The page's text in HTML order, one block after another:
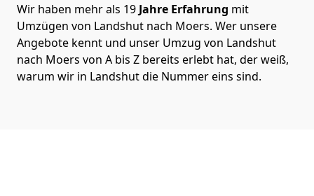
Wir haben mehr als 19 Jahre Erfahrung mit
Umzügen von Landshut nach Moers. Wer unsere
Angebote kennt und unser Umzug von Landshut
nach Moers von A bis Z bereits erlebt hat, der weiß,
warum wir in Landshut die Nummer eins sind.